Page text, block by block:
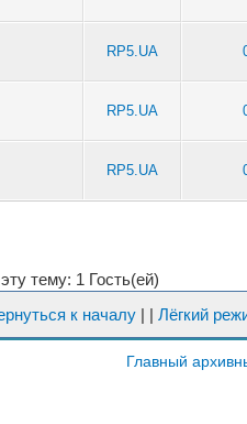
RP5.UA
RP5.UA
RP5.UA
тему: 1 Гость(ей)
к началу | | Лёгкий
Главный